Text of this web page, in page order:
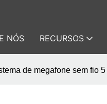
NÓS RECURSOS
de megafone sem fio